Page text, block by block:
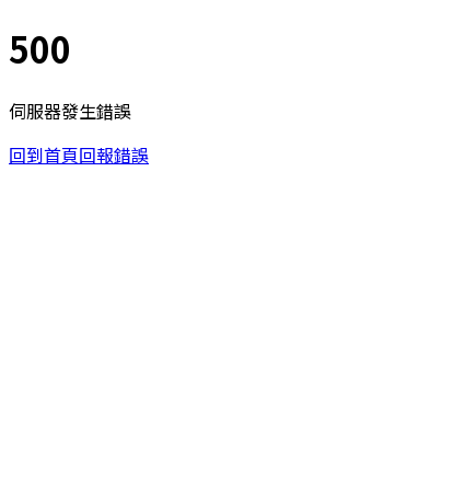
500
伺服器發生錯誤
回到首頁回報錯誤